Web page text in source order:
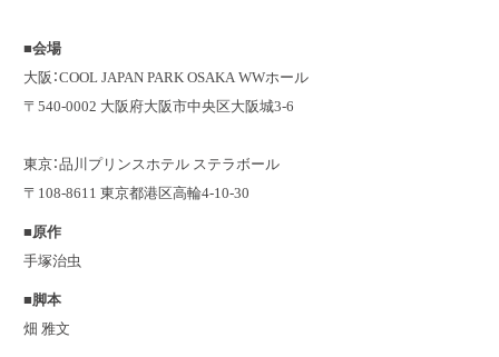
■会場
大阪：COOL JAPAN PARK OSAKA WWホール
〒540-0002 大阪府大阪市中央区大阪城3-6
東京：品川プリンスホテル ステラボール
〒108-8611 東京都港区高輪4-10-30
■原作
手塚治虫
■脚本
畑 雅文